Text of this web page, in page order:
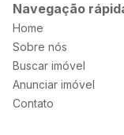
Navegação
Home
Sobre nós
Buscar imóvel
Anunciar imóvel
Contato